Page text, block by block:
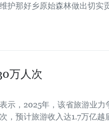
护那好乡原始森林做出切实贡
万人次
示，2025年，该省旅游业力
预计旅游收入达1.7万亿越